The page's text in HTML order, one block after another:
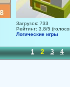
Загрузок: 733
Рейтинг: 3.8/5
Логические игры
1 2 3 4